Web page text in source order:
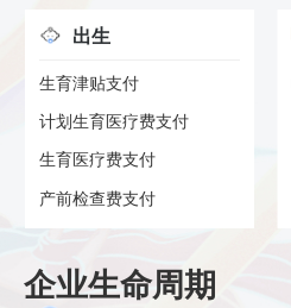
出生
生育津贴支付
计划生育医疗费支付
生育医疗费支付
产前检查费支付
企业生命周期